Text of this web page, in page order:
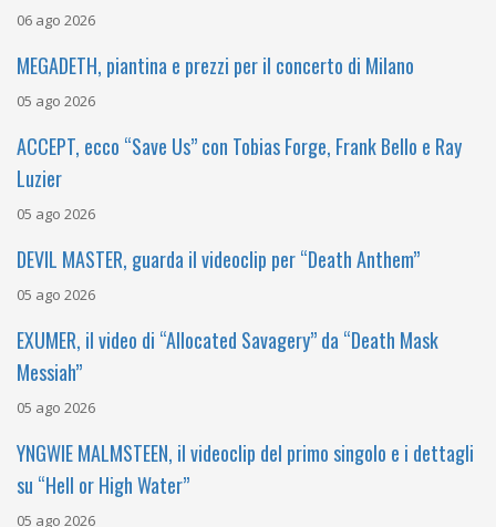
06 ago 2026
MEGADETH, piantina e prezzi per il concerto di Milano
05 ago 2026
ACCEPT, ecco “Save Us” con Tobias Forge, Frank Bello e Ray
Luzier
05 ago 2026
DEVIL MASTER, guarda il videoclip per “Death Anthem”
05 ago 2026
EXUMER, il video di “Allocated Savagery” da “Death Mask
Messiah”
05 ago 2026
YNGWIE MALMSTEEN, il videoclip del primo singolo e i dettagli
su “Hell or High Water”
05 ago 2026